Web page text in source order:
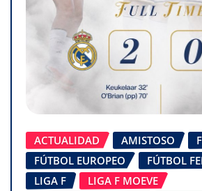
ACTUALIDAD AMISTOSO
FÚTBOL EUROPEO
FÚTBOL
LIGA F
LIGA F MOEVE